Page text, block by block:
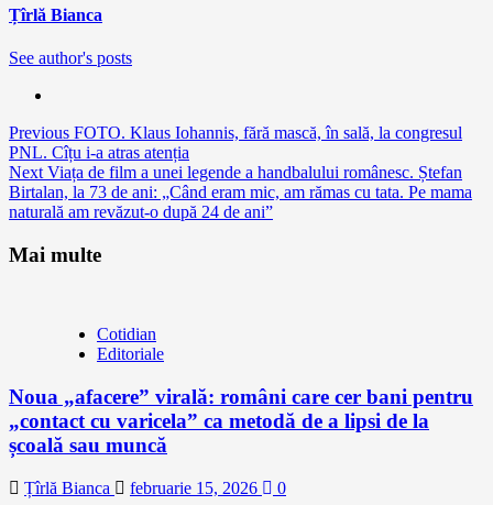
Țîrlă Bianca
See author's posts
Continue
Reading
Previous FOTO. Klaus Iohannis, fără mască, în sală, la congresul
PNL. Cîțu i-a atras atenția
Next Viața de film a unei legende a handbalului românesc. Ștefan
Birtalan, la 73 de ani: „Când eram mic, am rămas cu tata. Pe mama
naturală am revăzut-o după 24 de ani”
Mai multe
Cotidian
Editoriale
Noua „afacere” virală: români care cer bani pentru
„contact cu varicela” ca metodă de a lipsi de la
școală sau muncă
Țîrlă Bianca februarie 15, 2026 0